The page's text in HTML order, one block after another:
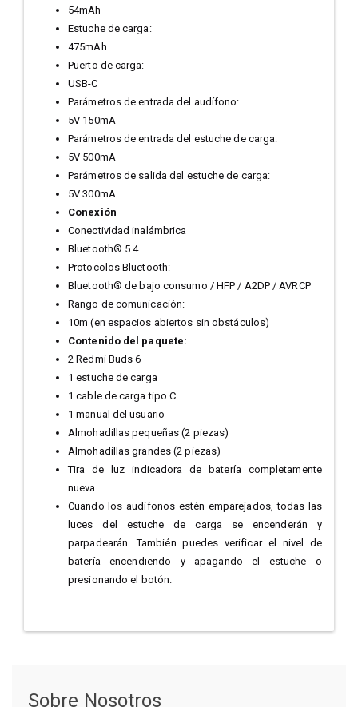
54mAh
Estuche de carga:
475mAh
Puerto de carga:
USB-C
Parámetros de entrada del audífono:
5V 150mA
Parámetros de entrada del estuche de carga:
5V 500mA
Parámetros de salida del estuche de carga:
5V 300mA
Conexión
Conectividad inalámbrica
Bluetooth® 5.4
Protocolos Bluetooth:
Bluetooth® de bajo consumo / HFP / A2DP / AVRCP
Rango de comunicación:
10m (en espacios abiertos sin obstáculos)
Contenido del paquete:
2 Redmi Buds 6
1 estuche de carga
1 cable de carga tipo C
1 manual del usuario
Almohadillas pequeñas (2 piezas)
Almohadillas grandes (2 piezas)
Tira de luz indicadora de batería completamente
nueva
Cuando los audífonos estén emparejados, todas las
luces del estuche de carga se encenderán y
parpadearán. También puedes verificar el nivel de
batería encendiendo y apagando el estuche o
presionando el botón.
Sobre Nosotros